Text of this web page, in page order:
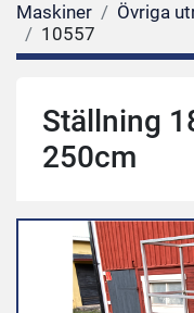
Maskiner Övriga
10557
Ställning
250cm